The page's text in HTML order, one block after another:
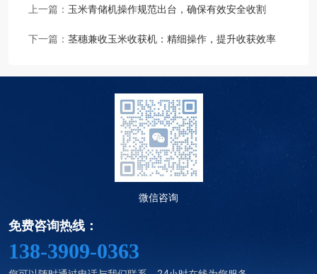
上一篇： 玉米青储机操作规范出台，确保有效安全收割
下一篇： 茎穗兼收玉米收获机：精细操作，提升收获效率
微信咨询
免费咨询热线：
138-3909-0363